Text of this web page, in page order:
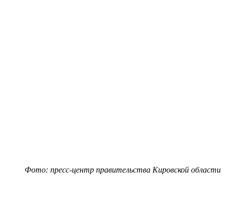
Фото: пресс-центр правительства Кировской области